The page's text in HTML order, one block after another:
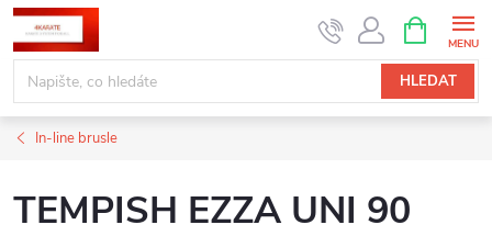
Přejít
na
obsah
HLEDAT
NÁKUPNÍ
KOŠÍK
In-line brusle
TEMPISH EZZA UNI 90